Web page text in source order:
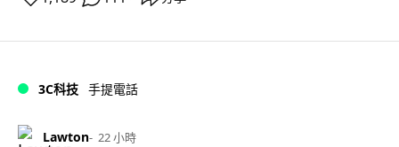
3C科技 手提電話
Lawton 22 小時